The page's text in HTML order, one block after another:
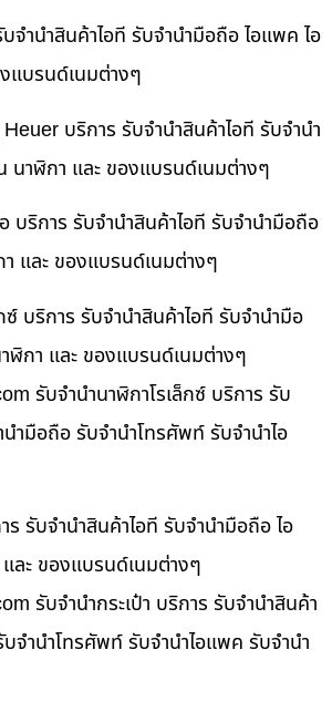
จำนำสินค้าไอที รับจำนำมือถือ ไอแพค ไอ
แบรนด์เนมต่างๆ
บริการ รับจำนำสินค้าไอที รับจำนำ
นาฬิกา และ ของแบรนด์เนมต่างๆ
บริการ รับจำนำสินค้าไอที รับจำนำมือถือ
และ ของแบรนด์เนมต่างๆ
ซ์ บริการ รับจำนำสินค้าไอที รับจำนำมือ
ฬิกา และ ของแบรนด์เนมต่างๆ
รับจำนำนาฬิกาโรเล็กซ์ บริการ รับ
ำมือถือ รับจำนำโทรศัพท์ รับจำนำไอ
ร รับจำนำสินค้าไอที รับจำนำมือถือ ไอ
ละ ของแบรนด์เนมต่างๆ
รับจำนำกระเป๋า บริการ รับจำนำสินค้า
จำนำโทรศัพท์ รับจำนำไอแพค รับจำนำ